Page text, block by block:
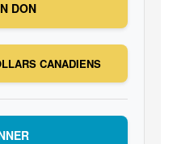
DON
CANADIENS